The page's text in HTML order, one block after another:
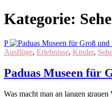
Kategorie:
P
Ausflüge, Erlebnisse, Kinder,
Paduas Museen für
Was macht man an langen